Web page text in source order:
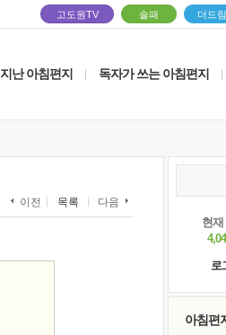
고도원TV 솔패 더드림
지난 아침편지 독자가 쓰는 아침편지
이전 목록 다음
현
로
아침편